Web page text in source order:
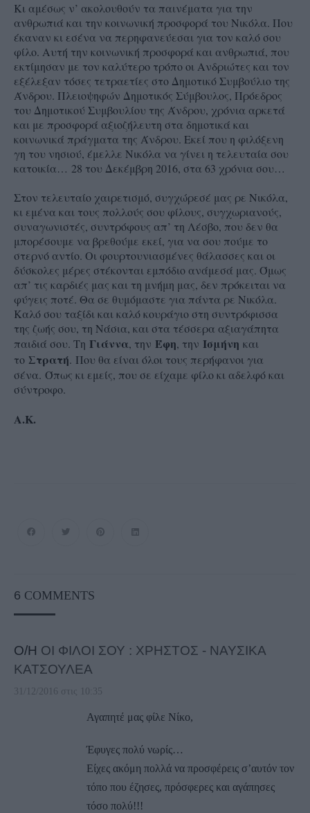
Κι αμέσως ν’ ακολουθούν τα παινέματα για την
ανθρωπιά και την κοινωνική προσφορά του Νικόλα. Που
έκαναν κι εσένα να περηφανεύεσαι για τον καλό σου
φίλο. Αυτή την κοινωνική προσφορά και ανθρωπιά, που
εκτίμησαν με τον καλύτερο τρόπο οι Ανδριώτες και τον
εξέλεξαν τόσες τετραετίες στο Δημοτικό Συμβούλιο της
Άνδρου. Πλειοψηφών Δημοτικός Σύμβουλος, Πρόεδρος
του Δημοτικού Συμβουλίου της Άνδρου, χρόνια αρκετά
και με προσφορά αξιοζήλευτη στα δημοτικά και
κοινωνικά πράγματα της Άνδρου. Εκεί που η φιλόξενη
γη του νησιού, έμελλε Νικόλα να γίνει η τελευταία σου
κατοικία… 28 του Δεκέμβρη 2016, στα 63 χρόνια σου…
Στον τελευταίο χαιρετισμό, συγχώρεσέ μας ρε Νικόλα,
κι εμένα και τους πολλούς σου φίλους, συγχωριανούς,
συναγωνιστές, συντρόφους απ’ τη Λέσβο, που δεν θα
μπορέσουμε να βρεθούμε εκεί, για να σου πούμε το
στερνό αντίο. Οι φουρτουνιασμένες θάλασσες και οι
δύσκολες μέρες στέκονται εμπόδιο ανάμεσά μας. Όμως
απ’ τις καρδιές μας και τη μνήμη μας, δεν πρόκειται να
φύγεις ποτέ. Θα σε θυμόμαστε για πάντα ρε Νικόλα.
Καλό σου ταξίδι και καλό κουράγιο στη συντρόφισσα
της ζωής σου, τη Νάσια, και στα τέσσερα αξιαγάπητα
παιδιά σου. Τη Γιάννα, την Έφη, την Ισμήνη και
το Στρατή. Που θα είναι όλοι τους περήφανοι για
σένα. Όπως κι εμείς, που σε είχαμε φίλο κι αδελφό και
σύντροφο.
Α.Κ.
6 COMMENTS
Ο/Η ΟΙ ΦΙΛΟΙ ΣΟΥ : ΧΡΗΣΤΟΣ - ΝΑΥΣΙΚΑ
ΚΑΤΣΟΥΛΕΑ
31/12/2016 στις 10:35
Αγαπητέ μας φίλε Νίκο,
Έφυγες πολύ νωρίς…
Είχες ακόμη πολλά να προσφέρεις σ’αυτόν τον
τόπο που έζησες, πρόσφερες και αγάπησες
τόσο πολύ!!!